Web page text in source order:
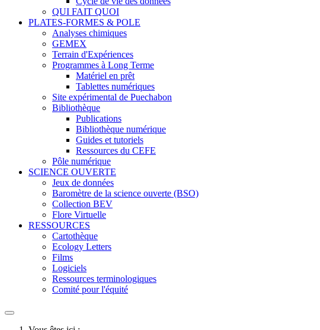
QUI FAIT QUOI
PLATES-FORMES & POLE
Analyses chimiques
GEMEX
Terrain d'Expériences
Programmes à Long Terme
Matériel en prêt
Tablettes numériques
Site expérimental de Puechabon
Bibliothèque
Publications
Bibliothèque numérique
Guides et tutoriels
Ressources du CEFE
Pôle numérique
SCIENCE OUVERTE
Jeux de données
Baromètre de la science ouverte (BSO)
Collection BEV
Flore Virtuelle
RESSOURCES
Cartothèque
Ecology Letters
Films
Logiciels
Ressources terminologiques
Comité pour l'équité